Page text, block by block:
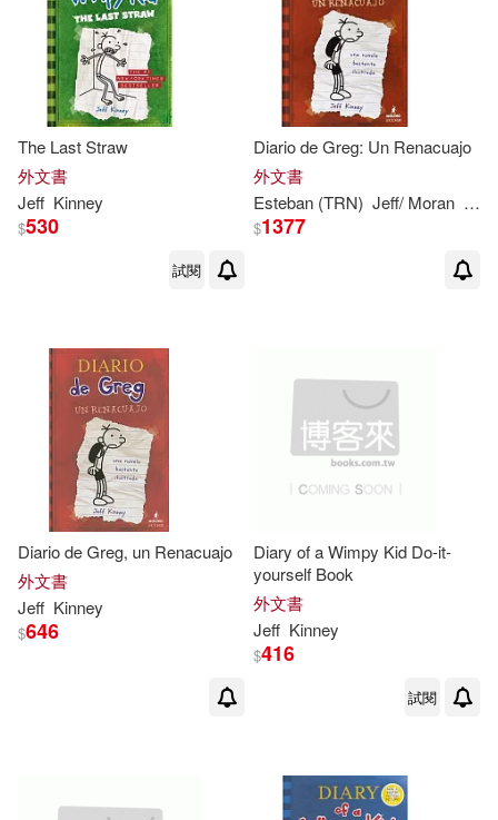
Dan Russell (NRT)(8)
Christine(5) Webster(5)
Jeff/ de Ocampo(4)
傑夫‧肯尼(3)
Corbett(2) Dan Russell(2)
Esteban (TRN)(2)
Furgang(2) Hicks(2)
Kathy(2)
Ingram(183)
Penguin Group UK(87)
未來出版(63)
Harry N Abrams Inc(32)
BT International(9)
Amulet Books(6)
Turtleback Books(5)
博識圖書(3)
Amer Society of Civil Engineers(1)
(可複選)
可超商取貨(400)
可海外宅配(402)
可港澳店取(392)
可新加坡店取(392)
可菲律賓店取(392)
The Last Straw
外文書
Jeff Kinney
$530
試閱
Diario de Greg: Un Renacuajo
外文書
Esteban (TRN) Jeff/ Moran
$1377
Diario de Greg, un Renacuajo
外文書
Jeff Kinney
$646
Diary of a Wimpy Kid Do-it-
yourself Book
外文書
Jeff Kinney
$416
試閱